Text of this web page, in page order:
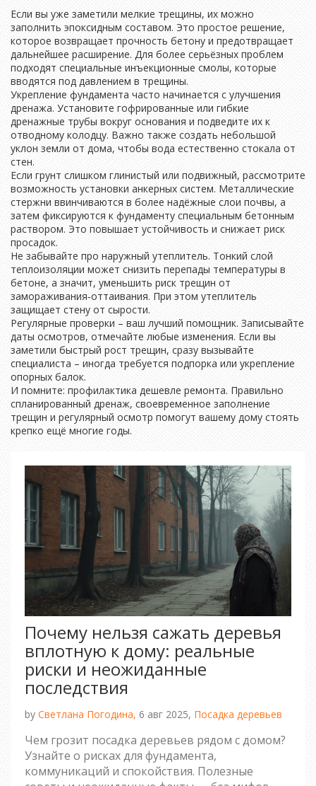
Если вы уже заметили мелкие трещины, их можно
заполнить эпоксидным составом. Это простое решение,
которое возвращает прочность бетону и предотвращает
дальнейшее расширение. Для более серьёзных проблем
подходят специальные инъекционные смолы, которые
вводятся под давлением в трещины.
Укрепление фундамента часто начинается с улучшения
дренажа. Установите гофрированные или гибкие
дренажные трубы вокруг основания и подведите их к
отводному колодцу. Важно также создать небольшой
уклон земли от дома, чтобы вода естественно стокала от
стен.
Если грунт слишком глинистый или подвижный, рассмотрите
возможность установки анкерных систем. Металлические
стержни ввинчиваются в более надёжные слои почвы, а
затем фиксируются к фундаменту специальным бетонным
раствором. Это повышает устойчивость и снижает риск
просадок.
Не забывайте про наружный утеплитель. Тонкий слой
теплоизоляции может снизить перепады температуры в
бетоне, а значит, уменьшить риск трещин от
замораживания‑оттаивания. При этом утеплитель
защищает стену от сырости.
Регулярные проверки – ваш лучший помощник. Записывайте
даты осмотров, отмечайте любые изменения. Если вы
заметили быстрый рост трещин, сразу вызывайте
специалиста – иногда требуется подпорка или укрепление
опорных балок.
И помните: профилактика дешевле ремонта. Правильно
спланированный дренаж, своевременное заполнение
трещин и регулярный осмотр помогут вашему дому стоять
крепко ещё многие годы.
Почему нельзя сажать деревья
вплотную к дому: реальные
риски и неожиданные
последствия
by Светлана Погодина, 6 авг 2025, Посадка деревьев
Чем грозит посадка деревьев рядом с домом?
Узнайте о рисках для фундамента,
коммуникаций и спокойствия. Полезные